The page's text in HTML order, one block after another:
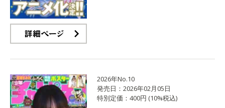
2026年No.10
発売日：2026年02月05日
特別定価：400円 (10%税込)